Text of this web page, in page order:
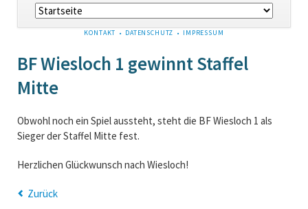
Navigation
überspringen
NAVIGATION
KONTAKT DATENSCHUTZ IMPRESSUM
BF Wiesloch 1 gewinnt Staffel
Mitte
Obwohl noch ein Spiel aussteht, steht die BF Wiesloch 1 als
Sieger der Staffel Mitte fest.
Herzlichen Glückwunsch nach Wiesloch!
Zurück